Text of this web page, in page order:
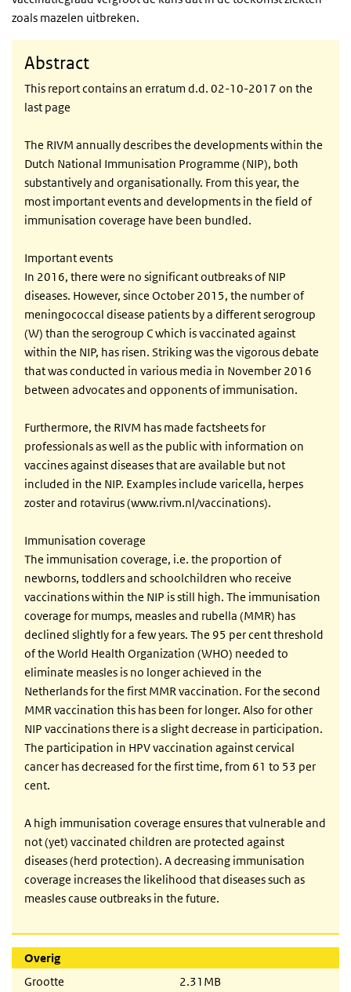
zoals mazelen uitbreken.
Abstract
This report contains an erratum d.d. 02-10-2017 on the
last page
The RIVM annually describes the developments within the
Dutch National Immunisation Programme (NIP), both
substantively and organisationally. From this year, the
most important events and developments in the field of
immunisation coverage have been bundled.
Important events
In 2016, there were no significant outbreaks of NIP
diseases. However, since October 2015, the number of
meningococcal disease patients by a different serogroup
(W) than the serogroup C which is vaccinated against
within the NIP, has risen. Striking was the vigorous debate
that was conducted in various media in November 2016
between advocates and opponents of immunisation.
Furthermore, the RIVM has made factsheets for
professionals as well as the public with information on
vaccines against diseases that are available but not
included in the NIP. Examples include varicella, herpes
zoster and rotavirus (www.rivm.nl/vaccinations).
Immunisation coverage
The immunisation coverage, i.e. the proportion of
newborns, toddlers and schoolchildren who receive
vaccinations within the NIP is still high. The immunisation
coverage for mumps, measles and rubella (MMR) has
declined slightly for a few years. The 95 per cent threshold
of the World Health Organization (WHO) needed to
eliminate measles is no longer achieved in the
Netherlands for the first MMR vaccination. For the second
MMR vaccination this has been for longer. Also for other
NIP vaccinations there is a slight decrease in participation.
The participation in HPV vaccination against cervical
cancer has decreased for the first time, from 61 to 53 per
cent.
A high immunisation coverage ensures that vulnerable and
not (yet) vaccinated children are protected against
diseases (herd protection). A decreasing immunisation
coverage increases the likelihood that diseases such as
measles cause outbreaks in the future.
Overig
Grootte
2.31MB